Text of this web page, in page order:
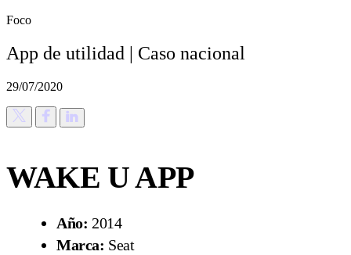
Foco
App de utilidad | Caso nacional
29/07/2020
WAKE U APP
Año: 2014
Marca: Seat